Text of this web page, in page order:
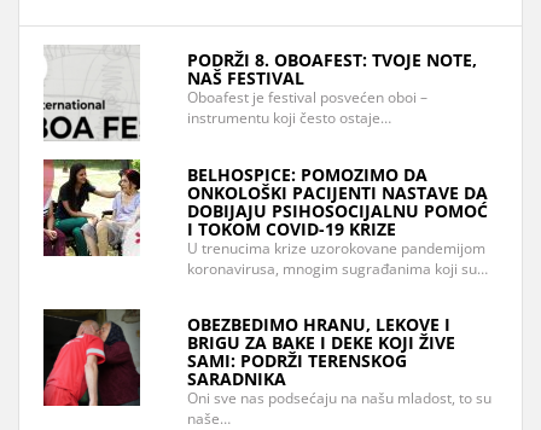
PODRŽI 8. OBOAFEST: TVOJE NOTE,
NAŠ FESTIVAL
Oboafest je festival posvećen oboi –
instrumentu koji često ostaje…
BELHOSPICE: POMOZIMO DA
ONKOLOŠKI PACIJENTI NASTAVE DA
DOBIJAJU PSIHOSOCIJALNU POMOĆ
I TOKOM COVID-19 KRIZE
U trenucima krize uzorokovane pandemijom
koronavirusa, mnogim sugrađanima koji su…
OBEZBEDIMO HRANU, LEKOVE I
BRIGU ZA BAKE I DEKE KOJI ŽIVE
SAMI: PODRŽI TERENSKOG
SARADNIKA
Oni sve nas podsećaju na našu mladost, to su
naše…